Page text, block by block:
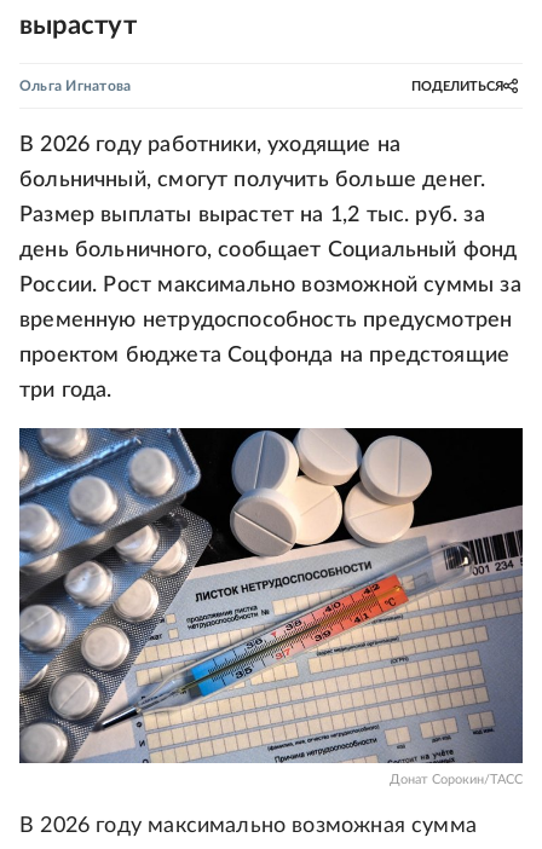
вырастут
Ольга Игнатова ПОДЕЛИТЬСЯ
В 2026 году работники, уходящие на
больничный, смогут получить больше денег.
Размер выплаты вырастет на 1,2 тыс. руб. за
день больничного, сообщает Социальный фонд
России. Рост максимально возможной суммы за
временную нетрудоспособность предусмотрен
проектом бюджета Соцфонда на предстоящие
три года.
Донат Сорокин/ТАСС
В 2026 году максимально возможная сумма